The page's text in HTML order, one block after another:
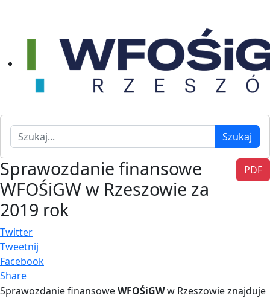
Szukaj Szukaj
PDF
Sprawozdanie finansowe
WFOŚiGW w Rzeszowie za
2019 rok
Twitter
Tweetnij
Facebook
Share
Sprawozdanie finansoweWFOŚiGWw Rzeszowie znajduje